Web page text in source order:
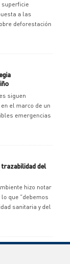
superficie
a las
deforestación
siguen
el marco de un
emergencias
del
hizo notar
que "debemos
sanitaria y del